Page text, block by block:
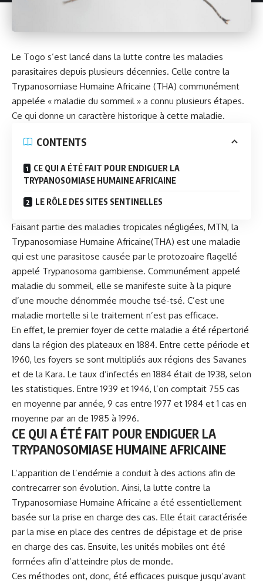
Le Togo s’est lancé dans la lutte contre les maladies
parasitaires depuis plusieurs décennies. Celle contre la
Trypanosomiase Humaine Africaine (THA) communément
appelée « maladie du sommeil » a connu plusieurs étapes.
Ce qui donne un caractère historique à cette maladie.
CONTENTS
CE QUI A ÉTÉ FAIT POUR ENDIGUER LA
TRYPANOSOMIASE HUMAINE AFRICAINE
LE RÔLE DES SITES SENTINELLES
Faisant partie des maladies tropicales négligées, MTN, la
Trypanosomiase Humaine Africaine(THA) est une maladie
qui est une parasitose causée par le protozoaire flagellé
appelé Trypanosoma gambiense. Communément appelé
maladie du sommeil, elle se manifeste suite à la piqure
d’une mouche dénommée mouche tsé-tsé. C’est une
maladie mortelle si le traitement n’est pas efficace.
En effet, le premier foyer de cette maladie a été répertorié
dans la région des plateaux en 1884. Entre cette période et
1960, les foyers se sont multipliés aux régions des Savanes
et de la Kara. Le taux d’infectés en 1884 était de 1938, selon
les statistiques. Entre 1939 et 1946, l’on comptait 755 cas
en moyenne par année, 9 cas entre 1977 et 1984 et 1 cas en
moyenne par an de 1985 à 1996.
CE QUI A ÉTÉ FAIT POUR ENDIGUER LA
TRYPANOSOMIASE HUMAINE AFRICAINE
L’apparition de l’endémie a conduit à des actions afin de
contrecarrer son évolution. Ainsi, la lutte contre la
Trypanosomiase Humaine Africaine a été essentiellement
basée sur la prise en charge des cas. Elle était caractérisée
par la mise en place des centres de dépistage et de prise
en charge des cas. Ensuite, les unités mobiles ont été
formées afin d’atteindre plus de monde.
Ces méthodes ont, donc, été efficaces puisque jusqu’avant